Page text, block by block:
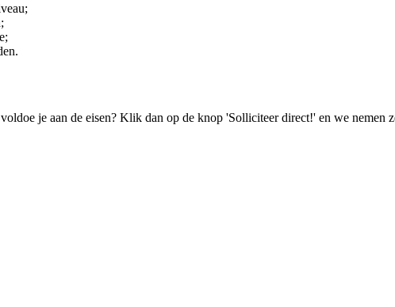
je aan de eisen? Klik dan op de knop 'Solliciteer direct!' en we nemen